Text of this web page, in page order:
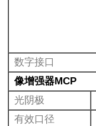
数字接口
像增强器MCP
光阴极
有效口径